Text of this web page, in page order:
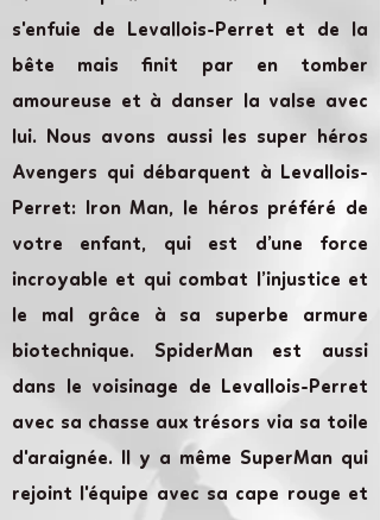
s'enfuie de Levallois-Perret et de la
bête mais finit par en tomber
amoureuse et à danser la valse avec
lui. Nous avons aussi les super héros
Avengers qui débarquent à Levallois-
Perret: Iron Man, le héros préféré de
votre enfant, qui est d’une force
incroyable et qui combat l’injustice et
le mal grâce à sa superbe armure
biotechnique. SpiderMan est aussi
dans le voisinage de Levallois-Perret
avec sa chasse aux trésors via sa toile
d'araignée. Il y a même SuperMan qui
rejoint l'équipe avec sa cape rouge et